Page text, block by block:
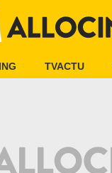
TVACTU